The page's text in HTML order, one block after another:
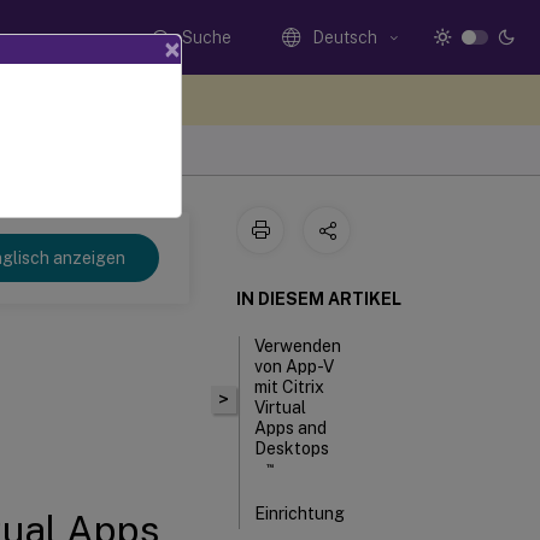
Suche Deutsch
anzeigen
Apps
>
IN DIESEM ARTIKEL
Verwenden
von App-V
mit Citrix
Virtual
Apps and
Desktops
™
Einrichtung
×